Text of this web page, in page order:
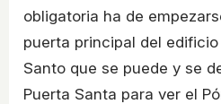
obligatoria ha de
puerta principal del
Santo que se puede y se
Puerta Santa para ver el